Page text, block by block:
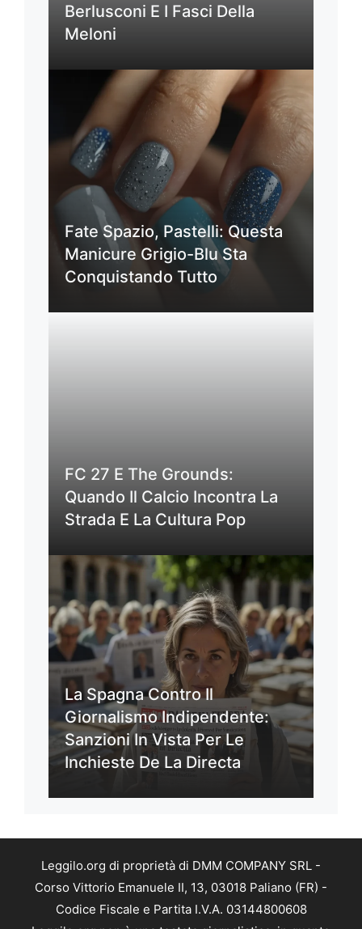
Berlusconi E I Fasci Della
Meloni
Fate Spazio, Pastelli: Questa
Manicure Grigio-Blu Sta
Conquistando Tutto
FC 27 E The Grounds:
Quando Il Calcio Incontra La
Strada E La Cultura Pop
La Spagna Contro Il
Giornalismo Indipendente:
Sanzioni In Vista Per Le
Inchieste De La Directa
Leggilo.org di proprietà di DMM COMPANY SRL -
Corso Vittorio Emanuele II, 13, 03018 Paliano (FR) -
Codice Fiscale e Partita I.V.A. 03144800608